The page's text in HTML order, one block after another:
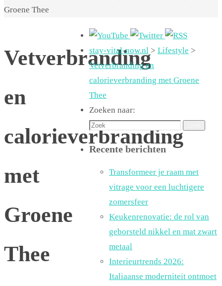
Groene Thee
Vetverbranding
en
calorieverbranding
met
Groene
Thee
stay-vital-now.nl > Lifestyle >
Vetverbranding en
calorieverbranding met Groene
Thee
Zoeken naar:
Recente berichten
Transformeer je raam met
vitrage voor een luchtigere
zomersfeer
Keukenrenovatie: de rol van
geborsteld nikkel en mat zwart
metaal
Interieurtrends 2026:
Italiaanse moderniteit ontmoet